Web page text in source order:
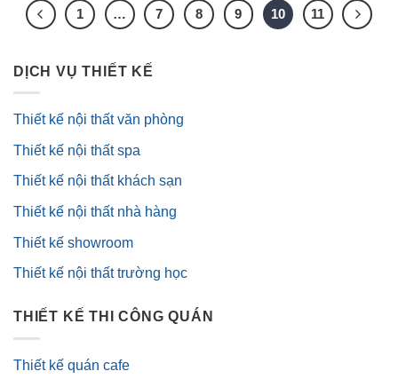
1 … 7 8 9 10 11
DỊCH VỤ THIẾT KẾ
Thiết kế nội thất văn phòng
Thiết kế nội thất spa
Thiết kế nội thất khách sạn
Thiết kế nội thất nhà hàng
Thiết kế showroom
Thiết kế nội thất trường học
THIẾT KẾ THI CÔNG QUÁN
Thiết kế quán cafe